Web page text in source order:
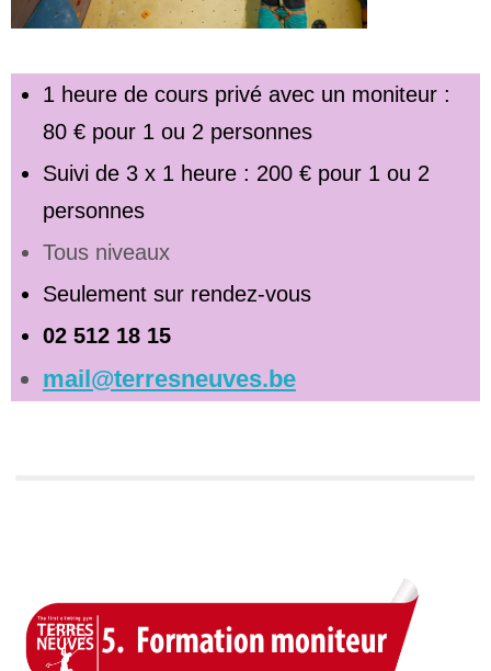
1 heure de cours privé avec un moniteur :
80 € pour 1 ou 2 personnes
Suivi de 3 x 1 heure : 200 € pour 1 ou 2
personnes
Tous niveaux
Seulement sur rendez-vous
02 512 18 15
mail@terresneuves.be